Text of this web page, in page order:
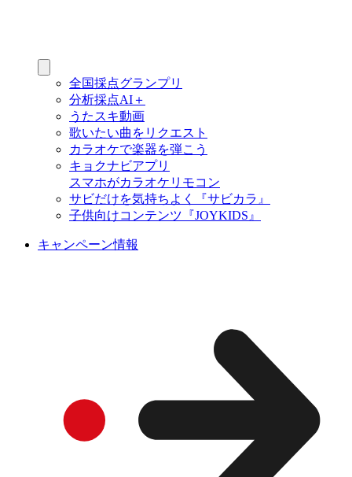
全国採点グランプリ
分析採点AI＋
うたスキ動画
歌いたい曲をリクエスト
カラオケで楽器を弾こう
キョクナビアプリ
スマホがカラオケリモコン
サビだけを気持ちよく『サビカラ』
子供向けコンテンツ『JOYKIDS』
キャンペーン情報